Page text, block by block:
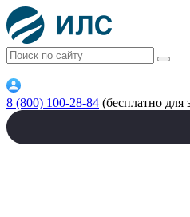
8 (800) 100-28-84 (бесплатно